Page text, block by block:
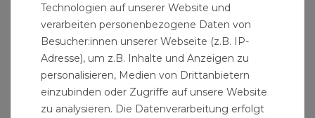
wird mit einer Rohrschere auf die gewünschte
Länge gekürzt. Anschließend gewährleistet das
Kalibrieren, dass das Rohrende nach dem Schnitt
wieder absilut rund ist und entgratet wird.
Gleichzeitig wird das Rohr innen angefast, so dass
der Fitting ohne Beschädigung des O-Rings in
Technologien auf unserer Website und
verarbeiten personenbezogene Daten von
Besucher:innen unserer Webseite (z.B. IP-
Adresse), um z.B. Inhalte und Anzeigen zu
personalisieren, Medien von Drittanbietern
einzubinden oder Zugriffe auf unsere Website
zu analysieren. Die Datenverarbeitung erfolgt